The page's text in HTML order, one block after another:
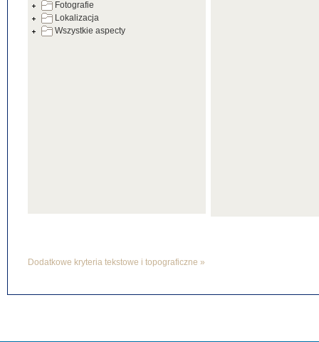
Fotografie
Lokalizacja
Wszystkie aspecty
Dodatkowe kryteria tekstowe i topograficzne »